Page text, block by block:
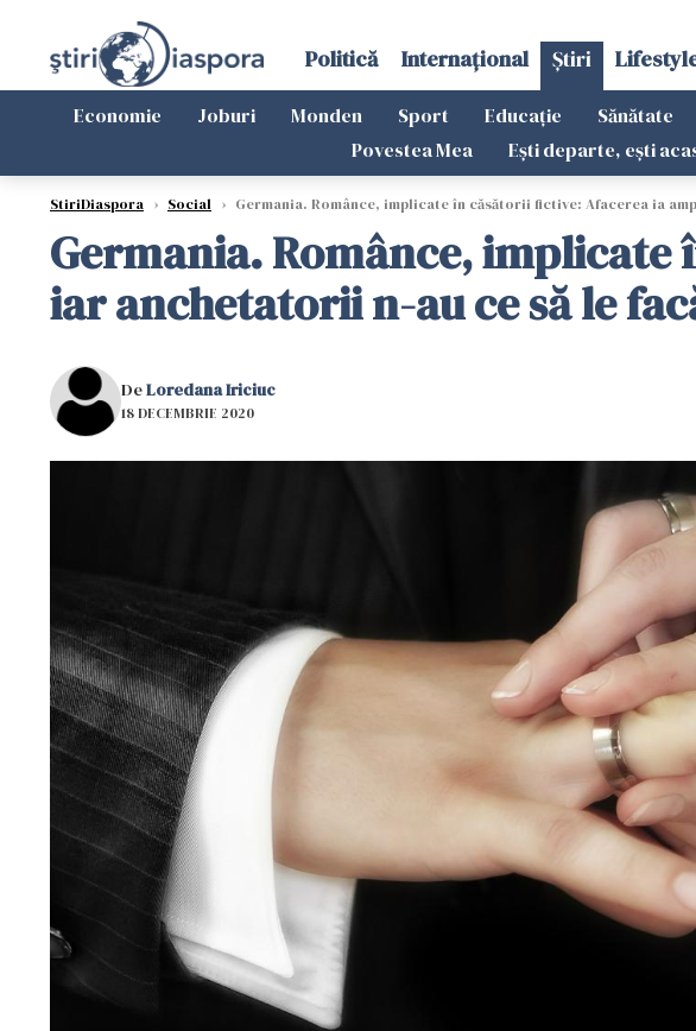
Politică Internațional Știri
Economie Joburi Monden Sport Educație Sănătate
Povestea Mea
Ești departe, ești
StiriDiaspora › Social › Germania. Românce, implicate în căsătorii fictive: Afacerea ia
Germania. Românce,
iar anchetatorii n-au ce să le
DeLoredana Iriciuc
18 DECEMBRIE 2020